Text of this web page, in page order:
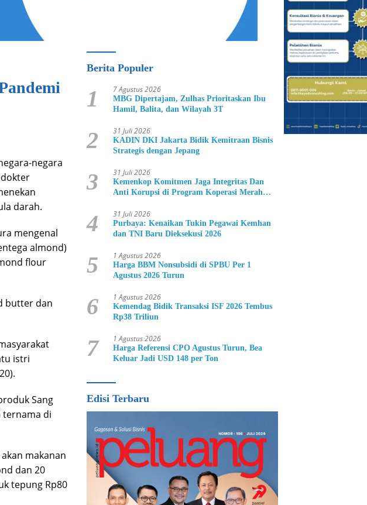
negara
darah.
mengenal
almond)
flour
butter dan
istri
Sang
ternama di
makanan
dan 20
tepung Rp80
Berita Populer
1 7 Agustus 2026
MBG Dipertajam, Zulhas Prioritaskan Ibu
Hamil, Balita, dan Wilayah 3T
2 31 Juli 2026
KADIN DKI Jakarta Bidik Kemitraan Bisnis
Strategis dengan Jepang
3 31 Juli 2026
Kemenkop Komitmen Jaga Integritas Dan
Anti Korupsi di Program Koperasi Merah
4 31 Juli 2026
Purbaya: Kenaikan Tukin Pegawai Kemhan
dan TNI Baru Dieksekusi 2026
5 1 Agustus 2026
Harga BBM Nonsubsidi di SPBU Per 1
Agustus 2026 Turun
6 1 Agustus 2026
Kemendag Bidik Transaksi ISF 2026 Tembus
Rp38 Triliun
7 1 Agustus 2026
Harga Referensi CPO Agustus Turun, Bea
Keluar Jadi USD 148 per Ton
Edisi Terbaru